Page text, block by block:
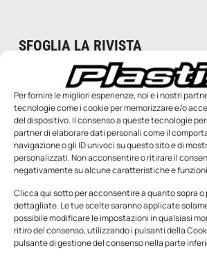
Per fornire le migliori esperienze, noi e i nostri
tecnologie come i cookie per memorizzare e/o
del dispositivo. Il consenso a queste tecnologie
partner di elaborare dati personali come il
navigazione o gli ID univoci su questo sito e di
personalizzati. Non acconsentire o ritirare il
negativamente su alcune caratteristiche e
Clicca qui sotto per acconsentire a quanto sopra o
dettagliate. Le tue scelte saranno applicate
possibile modificare le impostazioni in qualsiasi
ritiro del consenso, utilizzando i pulsanti della
pulsante di gestione del consenso nella parte
SFOGLIA LA RIVISTA
Edicola Web
Notizie da